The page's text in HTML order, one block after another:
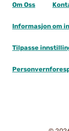
Om Oss
Informasjon om
Tilpasse